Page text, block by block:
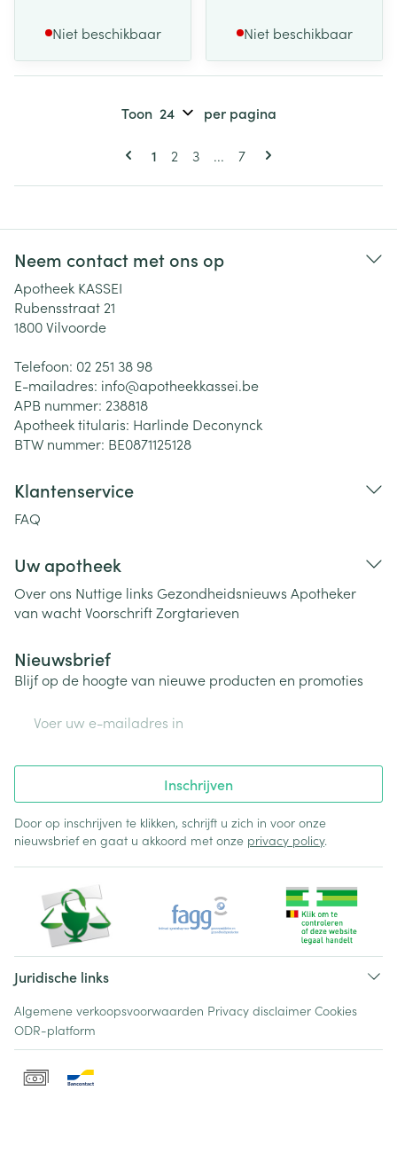
Niet beschikbaar Niet beschikbaar
Pagina's
U lees momenteel pagina
1 Pagina
2 Pagina
3 ... Pagina
7
Toon per pagina
Neem contact met ons op
Apotheek KASSEI
Rubensstraat 21
1800Vilvoorde
Telefoon: 02 251 38 98
E-mailadres: info@apotheekkassei.be
APB nummer: 238818
Apotheek titularis: Harlinde Deconynck
BTW nummer: BE0871125128
Klantenservice
FAQ
Uw apotheek
Over ons Nuttige links Gezondheidsnieuws Apotheker
van wachtVoorschriftZorgtarieven
Nieuwsbrief
Blijf op de hoogte van nieuwe producten en promoties
Inschrijven
Door op inschrijven te klikken, schrijft u zich in voor onze
nieuwsbrief en gaat u akkoord met onze privacy policy.
Juridische links
Algemene verkoopsvoorwaarden Privacy disclaimer Cookies
ODR-platform